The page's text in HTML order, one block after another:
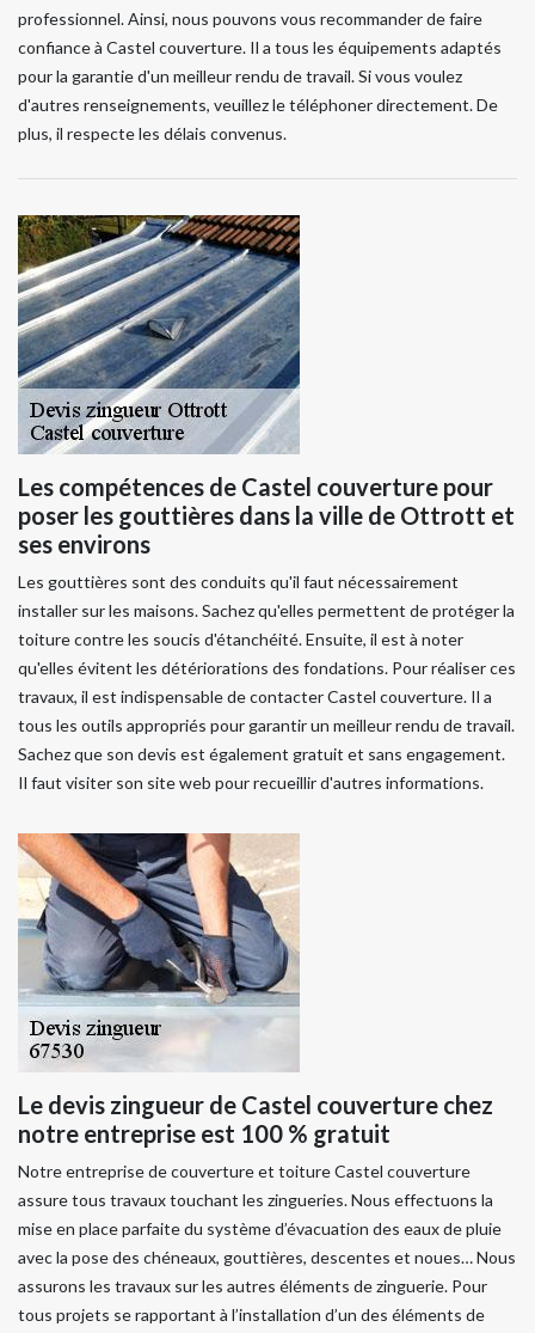
professionnel. Ainsi, nous pouvons vous recommander de faire
confiance à Castel couverture. Il a tous les équipements adaptés
pour la garantie d'un meilleur rendu de travail. Si vous voulez
d'autres renseignements, veuillez le téléphoner directement. De
plus, il respecte les délais convenus.
Les compétences de Castel couverture pour
poser les gouttières dans la ville de Ottrott et
ses environs
Les gouttières sont des conduits qu'il faut nécessairement
installer sur les maisons. Sachez qu'elles permettent de protéger la
toiture contre les soucis d'étanchéité. Ensuite, il est à noter
qu'elles évitent les détériorations des fondations. Pour réaliser ces
travaux, il est indispensable de contacter Castel couverture. Il a
tous les outils appropriés pour garantir un meilleur rendu de travail.
Sachez que son devis est également gratuit et sans engagement.
Il faut visiter son site web pour recueillir d'autres informations.
Le devis zingueur de Castel couverture chez
notre entreprise est 100 % gratuit
Notre entreprise de couverture et toiture Castel couverture
assure tous travaux touchant les zingueries. Nous effectuons la
mise en place parfaite du système d’évacuation des eaux de pluie
avec la pose des chéneaux, gouttières, descentes et noues… Nous
assurons les travaux sur les autres éléments de zinguerie. Pour
tous projets se rapportant à l’installation d’un des éléments de